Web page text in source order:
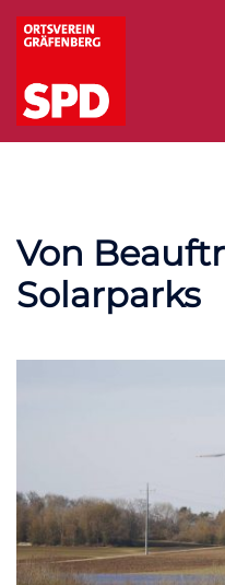
Zum
Inhalt
Von
Solarparks